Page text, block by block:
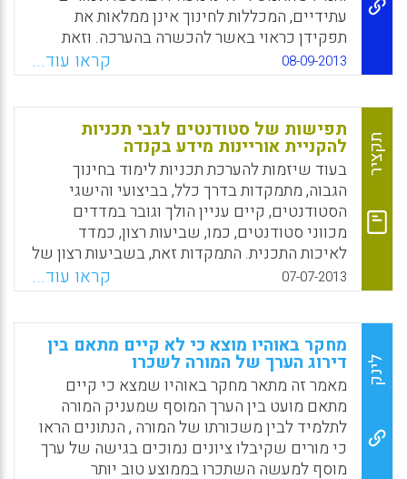
יש המכנים אותה 'הערכה מעצבת' (Wiliam,
2011); היא מתבצעת כהערכה מתמשכת
המשולבת בתהליך ההוראה-למידה. הל"ל מבוססת
על תפיסת התהליך החינוכי כדיאלוג תלוי הקשר
כהבניה שיתופית של ידע וערה לזיקות ההדדיות
בין הבניית הידע השיתופי לבין הבניית הידע
האישי באופן ששני סוגי ידע אלה מפרים זה את
זה ברציפות (מנוחה בירנבוים).
WhatsApp
Facebook
Email
X
עתידיים, המכללות לחינוך אינן ממלאות את
תפקידן כראוי באשר להכשרה בהערכה. וזאת
למרות הדעה הרווחת בקרב אנשי חינוך על
חשיבות הנושא בהכשרת מורים. כיצד מסבירים
את המצב הקיים? (ברברה פרסקו ).
WhatsApp
Facebook
Email
X
08-09-2013 קראו עוד...
תקציר
תפישות של סטודנטים לגבי תכניות
להקניית אוריינות מידע בקנדה
בעוד שיזמות להערכת תכניות לימוד בחינוך
הגבוה, מתמקדות בדרך כלל, בביצועי והישגי
הסטודנטים, קיים עניין הולך וגובר במדדים
מכווני סטודנטים, כמו, שביעות רצון, כמדד
לאיכות התכנית. התמקדות זאת, בשביעות רצון של
הסטודנטים נגזרה, לפחות חלקית, מההיסט לכיוון
אימוץ מודלים של שירות ללקוח בחינוך הגבוה,
אשר זיהו אפקטים מועילים של מידת שביעות
רצון סטודנטים על הנוכחות והיכולת לשמור
בזיכרון. מעבר לכך יש רציונל פדגוגי, כי שביעות
הרצון של הסטודנט משפיעה על הביצועים
והיכולת האקדמית. מחקר זה שנערך על בסיס
שימוש בתוצאות סקר שבוצע ברשת , מגלה את
תפיסות הסטודנטים על תכניות לימודי המוסמך
שלהם באוריינות מידע, בשש אוניברסיטאות
07-07-2013 קראו עוד...
לינק
מחקר באוהיו מוצא כי לא קיים מתאם בין
דירוג הערך של המורה לשכרו
מאמר זה מתאר מחקר באוהיו שמצא כי קיים
מתאם מועט בין הערך המוסף שמעניק המורה
לתלמיד לבין משכורתו של המורה , הנתונים הראו
כי מורים שקיבלו ציונים נמוכים בגישה של ערך
מוסף למעשה השתכרו בממוצע טוב יותר